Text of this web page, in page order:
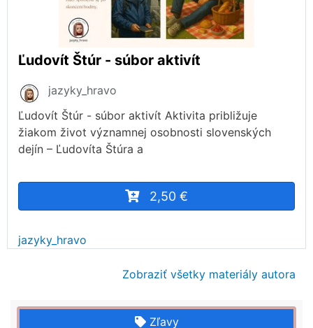
Ľudovít Štúr - súbor aktivít
jazyky_hravo
Ľudovít Štúr - súbor aktivít Aktivita približuje
žiakom život významnej osobnosti slovenských
dejín – Ľudovíta Štúra a
2,50 €
jazyky_hravo
Zobraziť všetky materiály autora
Zľavy